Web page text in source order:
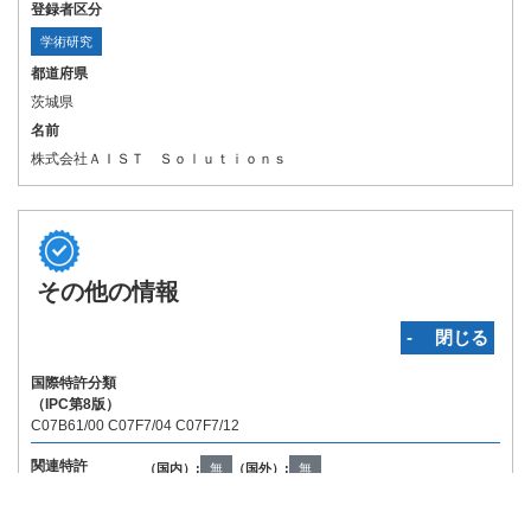
登録者区分
学術研究
都道府県
茨城県
名前
株式会社ＡＩＳＴ Ｓｏｌｕｔｉｏｎｓ
その他の情報
‐ 閉じる
国際特許分類
（IPC第8版）
C07B61/00 C07F7/04 C07F7/12
関連特許 （国内）: 無 （国外）: 無